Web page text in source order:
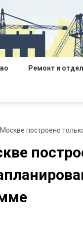
Ремонт и
Москве построено